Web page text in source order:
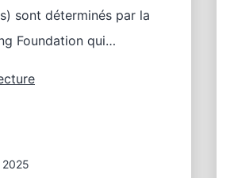
sont déterminés par la
Foundation qui…
Montres
2025